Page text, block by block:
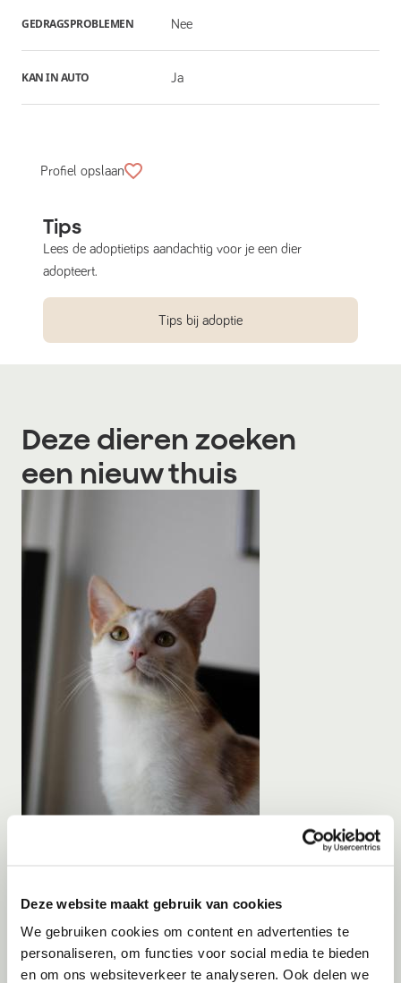
Deze website maakt gebruik van cookies
We gebruiken cookies om content en advertenties te
personaliseren, om functies voor social media te bieden
en om ons websiteverkeer te analyseren. Ook delen we
GEDRAGSPROBLEMEN Nee
KAN IN AUTO Ja
Profiel opslaan
Tips
Lees de adoptietips aandachtig voor je een dier
adopteert.
Tips bij adoptie
Deze dieren zoeken
een nieuw thuis